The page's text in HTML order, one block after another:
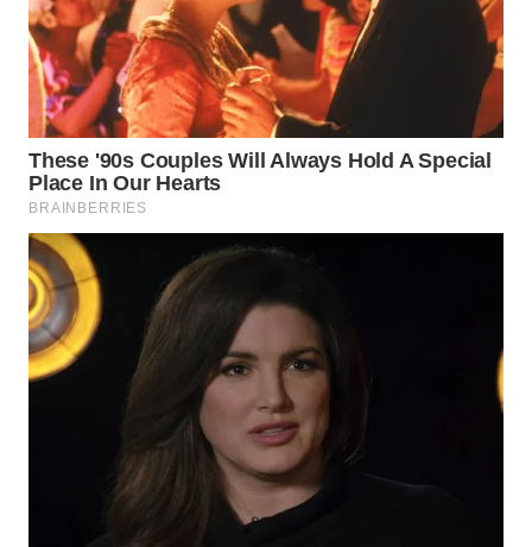
WN
MANDALIKA
WN
LIKUPANG
WN
LABUANBAJO
WN
BORNEO